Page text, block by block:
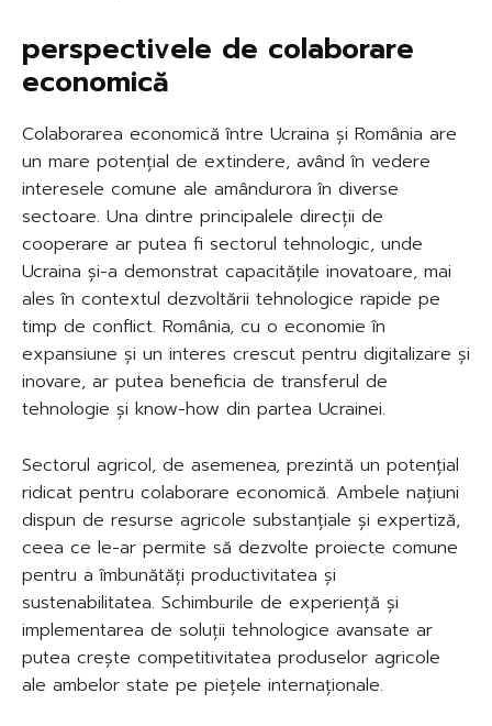
perspectivele de colaborare
economică
Colaborarea economică între Ucraina și România are
un mare potențial de extindere, având în vedere
interesele comune ale amândurora în diverse
sectoare. Una dintre principalele direcții de
cooperare ar putea fi sectorul tehnologic, unde
Ucraina și-a demonstrat capacitățile inovatoare, mai
ales în contextul dezvoltării tehnologice rapide pe
timp de conflict. România, cu o economie în
expansiune și un interes crescut pentru digitalizare și
inovare, ar putea beneficia de transferul de
tehnologie și know-how din partea Ucrainei.
Sectorul agricol, de asemenea, prezintă un potențial
ridicat pentru colaborare economică. Ambele națiuni
dispun de resurse agricole substanțiale și expertiză,
ceea ce le-ar permite să dezvolte proiecte comune
pentru a îmbunătăți productivitatea și
sustenabilitatea. Schimburile de experiență și
implementarea de soluții tehnologice avansate ar
putea crește competitivitatea produselor agricole
ale ambelor state pe piețele internaționale.